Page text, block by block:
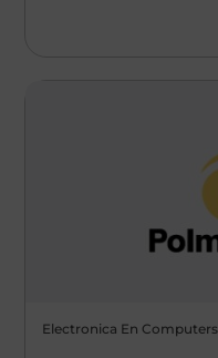
Electronica En Computers